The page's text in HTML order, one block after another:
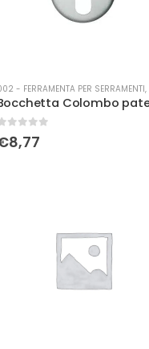
- FERRAMENTA PER SERRAMENTI,
Su 5
8,77